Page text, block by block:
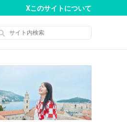
Xこのサイトについて